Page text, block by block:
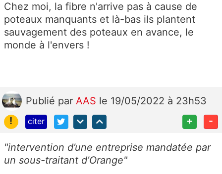
Chez moi, la fibre n'arrive pas à cause de
poteaux manquants et là-bas ils plantent
sauvagement des poteaux en avance, le
monde à l'envers !
Publié par AAS le 19/05/2022 à 23h53
!
citer + -
"intervention d’une entreprise mandatée par
un sous-traitant d’Orange"